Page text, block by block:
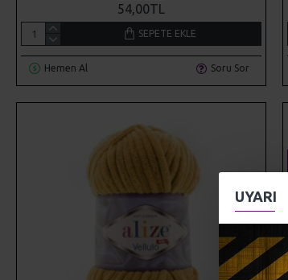
UYARI
54,00TL
SEPETE EKLE
Hemen Al Soru Sor